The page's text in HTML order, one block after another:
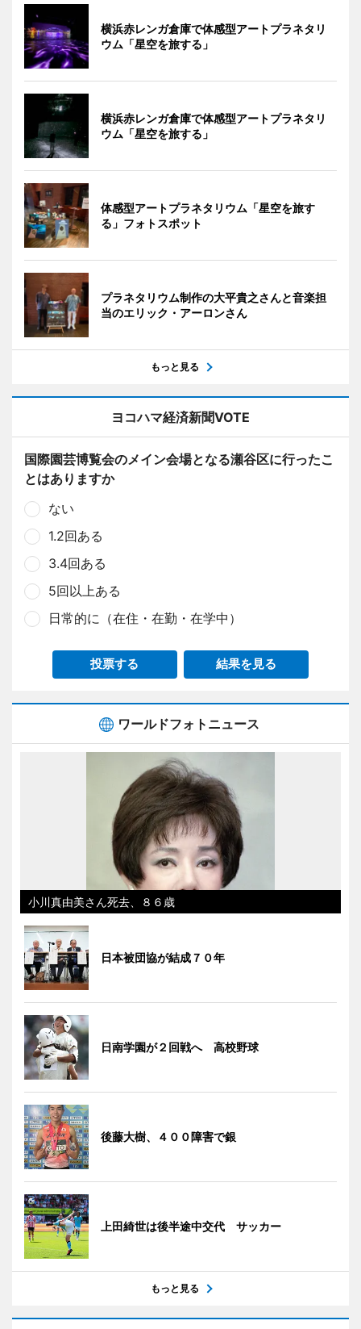
横浜赤レンガ倉庫で体感型アートプラネタリ
ウム「星空を旅する」
横浜赤レンガ倉庫で体感型アートプラネタリ
ウム「星空を旅する」
体感型アートプラネタリウム「星空を旅す
る」フォトスポット
プラネタリウム制作の大平貴之さんと音楽担
当のエリック・アーロンさん
もっと見る
ヨコハマ経済新聞VOTE
国際園芸博覧会のメイン会場となる瀬谷区に行ったこ
とはありますか
ない
1.2回ある
3.4回ある
5回以上ある
日常的に（在住・在勤・在学中）
投票する 結果を見る
ワールドフォトニュース
小川真由美さん死去、８６歳
日本被団協が結成７０年
日南学園が２回戦へ 高校野球
後藤大樹、４００障害で銀
上田綺世は後半途中交代 サッカー
もっと見る